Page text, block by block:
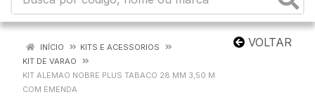
VOLTAR
INÍCIO
KITS E ACESSORIOS
KIT DE VARAO
KIT ALEMAO NOBRE PLUS TABACO 28 MM 3,50 M
COM EMENDA